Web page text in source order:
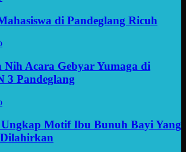
di Pandeglang Ricuh
Nih Acara Gebyar Yumaga di
3 Pandeglang
Motif Ibu Bunuh Bayi Yang